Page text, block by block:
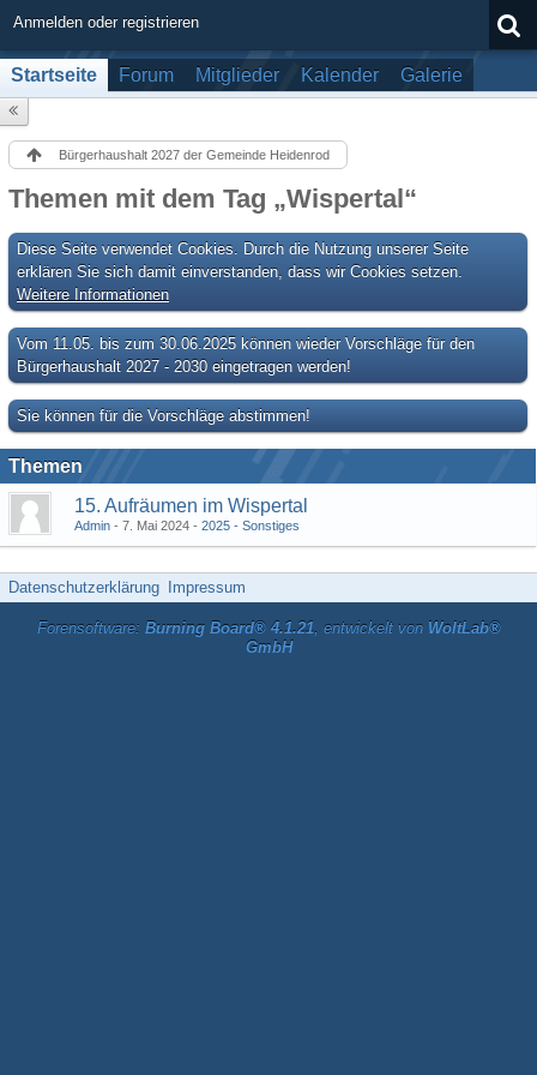
Anmelden oder registrieren
Startseite Forum Mitglieder Kalender Galerie
Bürgerhaushalt 2027 der Gemeinde Heidenrod
Themen mit dem Tag „Wispertal“
Diese Seite verwendet Cookies. Durch die Nutzung unserer Seite
erklären Sie sich damit einverstanden, dass wir Cookies setzen.
Weitere Informationen
Vom 11.05. bis zum 30.06.2025 können wieder Vorschläge für den
Bürgerhaushalt 2027 - 2030 eingetragen werden!
Sie können für die Vorschläge abstimmen!
Themen
15. Aufräumen im Wispertal
Admin 7. Mai 2024 2025 - Sonstiges
Datenschutzerklärung Impressum
Forensoftware: Burning Board® 4.1.21, entwickelt von WoltLab®
GmbH